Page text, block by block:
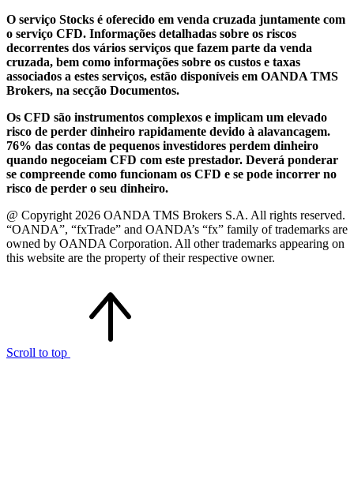
O serviço Stocks é oferecido em venda cruzada juntamente com
o serviço CFD. Informações detalhadas sobre os riscos
decorrentes dos vários serviços que fazem parte da venda
cruzada, bem como informações sobre os custos e taxas
associados a estes serviços, estão disponíveis em OANDA TMS
Brokers, na secção Documentos.
Os CFD são instrumentos complexos e implicam um elevado
risco de perder dinheiro rapidamente devido à alavancagem.
76% das contas de pequenos investidores perdem dinheiro
quando negoceiam CFD com este prestador. Deverá ponderar
se compreende como funcionam os CFD e se pode incorrer no
risco de perder o seu dinheiro.
@ Copyright 2026 OANDA TMS Brokers S.A. All rights reserved.
“OANDA”, “fxTrade” and OANDA’s “fx” family of trademarks are
owned by OANDA Corporation. All other trademarks appearing on
this website are the property of their respective owner.
Scroll to top